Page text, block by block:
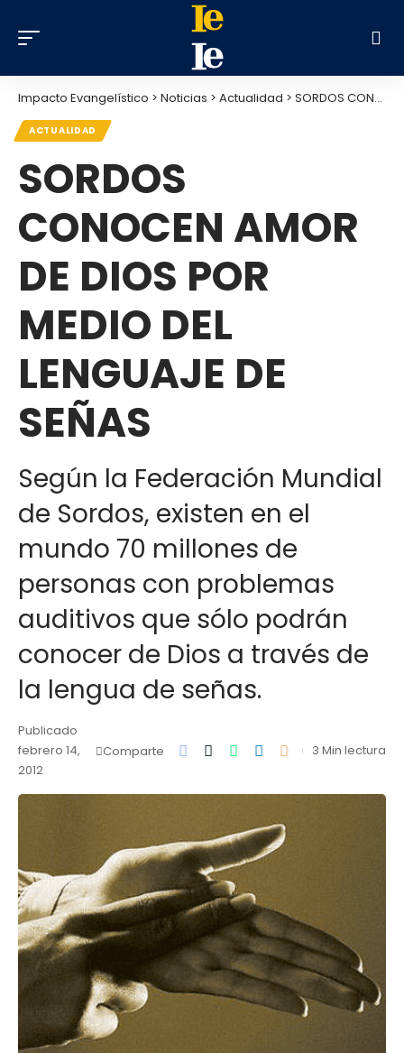
Impacto Evangelístico > Noticias > Actualidad > SORDOS CONOCEN AMOR DE DIOS POR MEDIO DEL LENGUAJE DE SEÑAS
ACTUALIDAD
SORDOS
CONOCEN AMOR
DE DIOS POR
MEDIO DEL
LENGUAJE DE
SEÑAS
Según la Federación Mundial
de Sordos, existen en el
mundo 70 millones de
personas con problemas
auditivos que sólo podrán
conocer de Dios a través de
la lengua de señas.
Publicado
febrero 14,
2012
Comparte 3 Min lectura